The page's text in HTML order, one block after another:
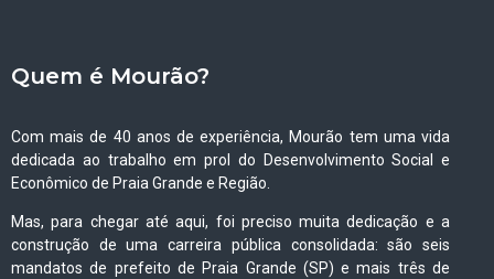
Quem é Mourão?
Com mais de 40 anos de experiência, Mourão tem uma vida
dedicada ao trabalho em prol do Desenvolvimento Social e
Econômico de Praia Grande e Região.
Mas, para chegar até aqui, foi preciso muita dedicação e a
construção de uma carreira pública consolidada: são seis
mandatos de prefeito de Praia Grande (SP) e mais três de